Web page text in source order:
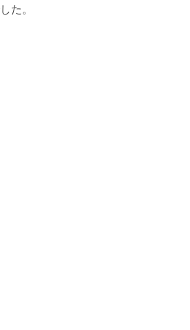
た。